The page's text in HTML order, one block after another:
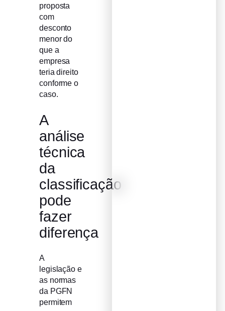
proposta
com
desconto
menor do
que a
empresa
teria direito
conforme o
caso.
A
análise
técnica
da
classificação
pode
fazer
diferença
A
legislação e
as normas
da PGFN
permitem